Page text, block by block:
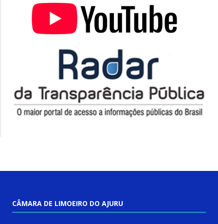
CÂMARA DE LIMOEIRO DO AJURU